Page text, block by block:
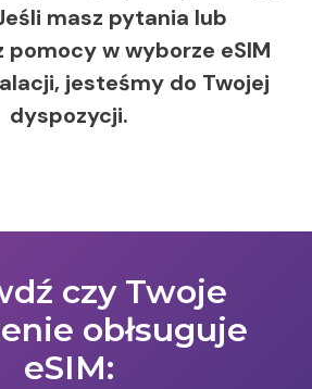
masz pytania lub
w wyborze eSIM
jesteśmy do Twojej
dyspozycji.
czy Twoje
obłsuguje
eSIM: